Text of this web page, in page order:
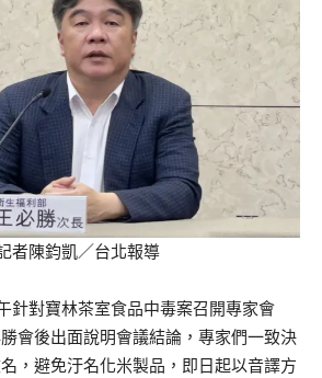
者陳鈞凱／台北報導
針對寶林茶室食品中毒案召開專家會
會後出面說明會議結論，專家們一致決
，避免汙名化米製品，即日起以音譯方